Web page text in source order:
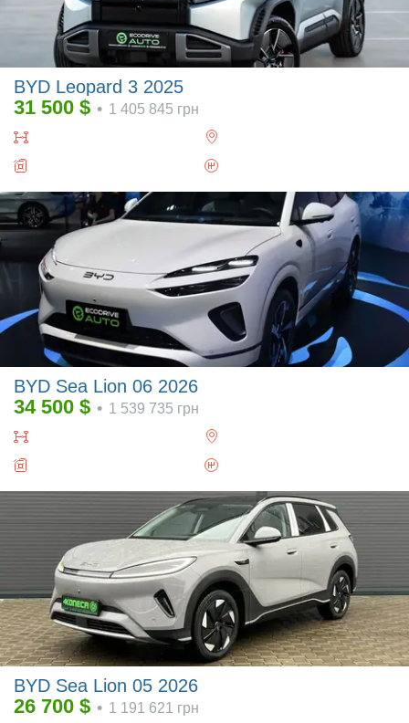
BYD Leopard 3 2025
31 500 $ • 1 405 845 грн
BYD Sea Lion 06 2026
34 500 $ • 1 539 735 грн
BYD Sea Lion 05 2026
26 700 $ • 1 191 621 грн